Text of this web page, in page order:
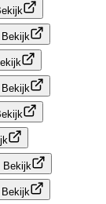
Bekijk
Bekijk
Bekijk
Bekijk